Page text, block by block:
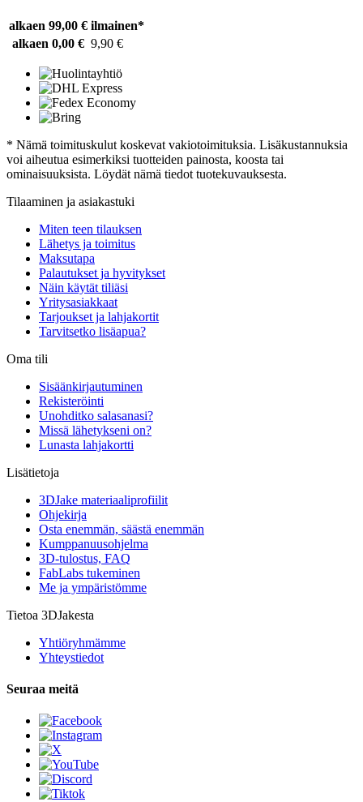
alkaen 99,00 € ilmainen*
alkaen 0,00 € 9,90 €
* Nämä toimituskulut koskevat vakiotoimituksia. Lisäkustannuksia
voi aiheutua esimerkiksi tuotteiden painosta, koosta tai
ominaisuuksista. Löydät nämä tiedot tuotekuvauksesta.
Tilaaminen ja asiakastuki
Miten teen tilauksen
Lähetys ja toimitus
Maksutapa
Palautukset ja hyvitykset
Näin käytät tiliäsi
Yritysasiakkaat
Tarjoukset ja lahjakortit
Tarvitsetko lisäapua?
Oma tili
Sisäänkirjautuminen
Rekisteröinti
Unohditko salasanasi?
Missä lähetykseni on?
Lunasta lahjakortti
Lisätietoja
3DJake materiaaliprofiilit
Ohjekirja
Osta enemmän, säästä enemmän
Kumppanuusohjelma
3D-tulostus, FAQ
FabLabs tukeminen
Me ja ympäristömme
Tietoa 3DJakesta
Yhtiöryhmämme
Yhteystiedot
Seuraa meitä